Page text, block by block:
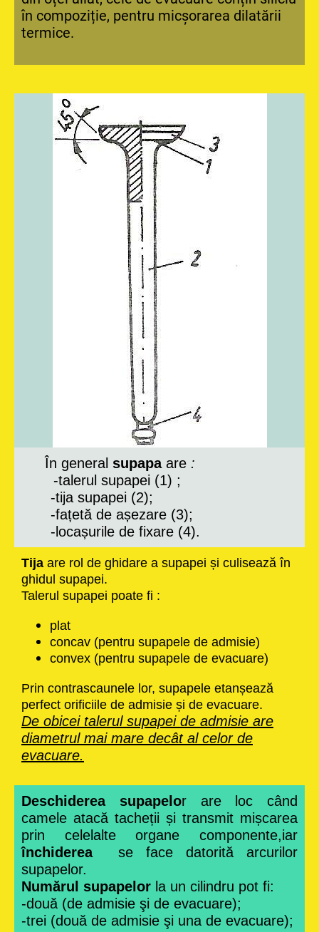
în compoziție, pentru micșorarea dilatării
termice.
În general supapa are :
-talerul supapei (1) ;
-tija supapei (2);
-fațetă de așezare (3);
-locașurile de fixare (4).
Tija are rol de ghidare a supapei și culisează în
ghidul supapei.
Talerul supapei poate fi :
plat
concav (pentru supapele de admisie)
convex (pentru supapele de evacuare)
Prin contrascaunele lor, supapele etanșează
perfect orificiile de admisie și de evacuare.
De obicei talerul supapei de admisie are
diametrul mai mare decât al celor de
evacuare.
Deschiderea supapelor are loc când
camele atacă tacheții și transmit mișcarea
prin celelalte organe componente,iar
închiderea
se face datorită arcurilor
supapelor.
Numărul supapelor la un cilindru pot fi:
-două (de admisie şi de evacuare);
-trei (două de admisie şi una de evacuare);